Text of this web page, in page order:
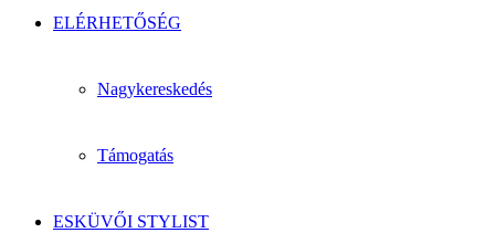
ELÉRHETŐSÉG
Nagykereskedés
Támogatás
ESKÜVŐI STYLIST